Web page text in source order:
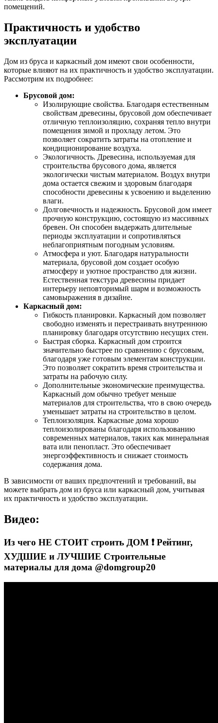
помещений.
Практичность и удобство
эксплуатации
Дом из бруса и каркасный дом имеют свои особенности,
которые влияют на их практичность и удобство эксплуатации.
Рассмотрим их подробнее:
Брусовой дом:
Изолирующие свойства. Благодаря естественным
свойствам древесины, брусовой дом обеспечивает
отличную теплоизоляцию, сохраняя тепло внутри
помещения зимой и прохладу летом. Это
позволяет сократить затраты на отопление и
кондиционирование воздуха.
Экологичность. Древесина, используемая для
строительства брусового дома, является
экологически чистым материалом. Воздух внутри
дома остается свежим и здоровым благодаря
способности древесины к усвоению и выделению
влаги.
Долговечность и надежность. Брусовой дом имеет
прочную конструкцию, состоящую из массивных
бревен. Он способен выдержать длительные
периоды эксплуатации и сопротивляться
неблагоприятным погодным условиям.
Атмосфера и уют. Благодаря натуральности
материала, брусовой дом создает особую
атмосферу и уютное пространство для жизни.
Естественная текстура древесины придает
интерьеру неповторимый шарм и возможность
самовыражения в дизайне.
Каркасный дом:
Гибкость планировки. Каркасный дом позволяет
свободно изменять и перестраивать внутреннюю
планировку благодаря отсутствию несущих стен.
Быстрая сборка. Каркасный дом строится
значительно быстрее по сравнению с брусовым,
благодаря уже готовым элементам конструкции.
Это позволяет сократить время строительства и
затраты на рабочую силу.
Дополнительные экономические преимущества.
Каркасный дом обычно требует меньше
материалов для строительства, что в свою очередь
уменьшает затраты на строительство в целом.
Теплоизоляция. Каркасные дома хорошо
теплоизолированы благодаря использованию
современных материалов, таких как минеральная
вата или пенопласт. Это обеспечивает
энергоэффективность и снижает стоимость
содержания дома.
В зависимости от ваших предпочтений и требований, вы
можете выбрать дом из бруса или каркасный дом, учитывая
их практичность и удобство эксплуатации.
Видео:
Из чего НЕ СТОИТ строить ДОМ ❗️ Рейтинг,
ХУДШИЕ и ЛУЧШИЕ Строительные
материалы для дома @domgroup20